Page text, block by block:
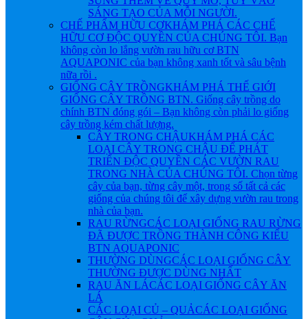
SÁNG TẠO CỦA MỖI NGƯỜI.
CHẾ PHẨM HỮU CƠKHÁM PHÁ CÁC CHẾ
HỮU CƠ ĐỘC QUYỀN CỦA CHÚNG TÔI. Bạn
không còn lo lắng vườn rau hữu cơ BTN
AQUAPONIC của bạn không xanh tốt và sâu bệnh
nữa rồi .
GIỐNG CÂY TRỒNGKHÁM PHÁ THẾ GIỚI
GIỐNG CÂY TRỒNG BTN. Giống cây trồng do
chính BTN đóng gói – Bạn không còn phải lo giống
cây trồng kém chất lượng.
CÂY TRONG CHẬUKHÁM PHÁ CÁC
LOẠI CÂY TRONG CHẬU ĐỂ PHÁT
TRIỂN ĐỘC QUYỀN CÁC VƯỜN RAU
TRONG NHÀ CỦA CHÚNG TÔI. Chọn từng
cây của bạn, từng cây một, trong số tất cả các
giống của chúng tôi để xây dựng vườn rau trong
nhà của bạn.
RAU RỪNGCÁC LOẠI GIỐNG RAU RỪNG
ĐÃ ĐƯỢC TRỒNG THÀNH CÔNG KIỂU
BTN AQUAPONIC
THƯỜNG DÙNGCÁC LOẠI GIỐNG CÂY
THƯỜNG ĐƯỢC DÙNG NHẤT
RAU ĂN LÁCÁC LOẠI GIỐNG CÂY ĂN
LÁ
CÁC LOẠI CỦ – QUẢCÁC LOẠI GIỐNG